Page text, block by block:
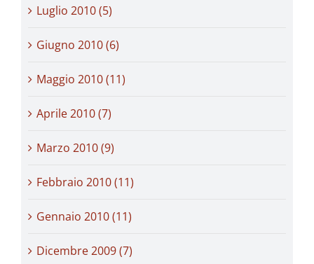
Luglio 2010 (5)
Giugno 2010 (6)
Maggio 2010 (11)
Aprile 2010 (7)
Marzo 2010 (9)
Febbraio 2010 (11)
Gennaio 2010 (11)
Dicembre 2009 (7)